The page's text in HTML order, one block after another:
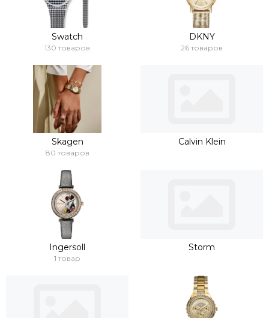
Swatch
130 товаров
DKNY
26 товаров
Skagen
80 товаров
Calvin Klein
Ingersoll
1 товар
Storm